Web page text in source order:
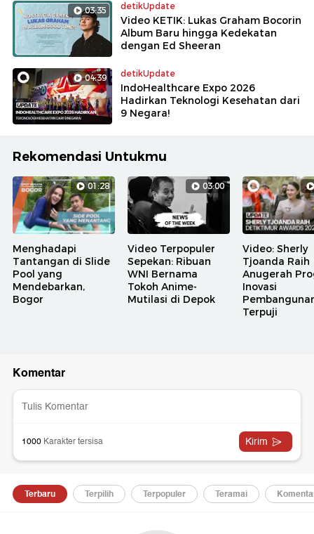
03:35 detikUpdate
Video KETIK: Lukas Graham Bocorin
Album Baru hingga Kedekatan
dengan Ed Sheeran
04:39 detikUpdate
IndoHealthcare Expo 2026
Hadirkan Teknologi Kesehatan dari
9 Negara!
Rekomendasi Untukmu
01:28
Menghadapi
Tantangan di Slide
Pool yang
Mendebarkan,
Bogor
03:00
Video Terpopuler
Sepekan: Ribuan
WNI Bernama
Tokoh Anime-
Mutilasi di Depok
Video: Sherly
Tjoanda Raih
Anugerah
Inovasi
Terpuji